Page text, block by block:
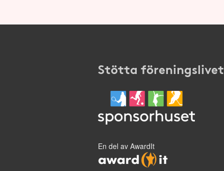
Stötta föreningslivet
En del av AwardIt